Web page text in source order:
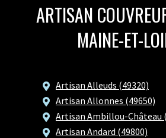
ARTISAN
MAINE-ET-
Artisan Alleuds (49320)
Artisan Allonnes (49650)
Artisan Ambillou-Château
Artisan Andard (49800)